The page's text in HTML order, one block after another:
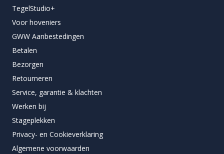
TegelStudio+
Voor hoveniers
GWW Aanbestedingen
Betalen
Bezorgen
Retourneren
Service, garantie & klachten
Werken bij
Stageplekken
Privacy- en Cookieverklaring
Algemene voorwaarden